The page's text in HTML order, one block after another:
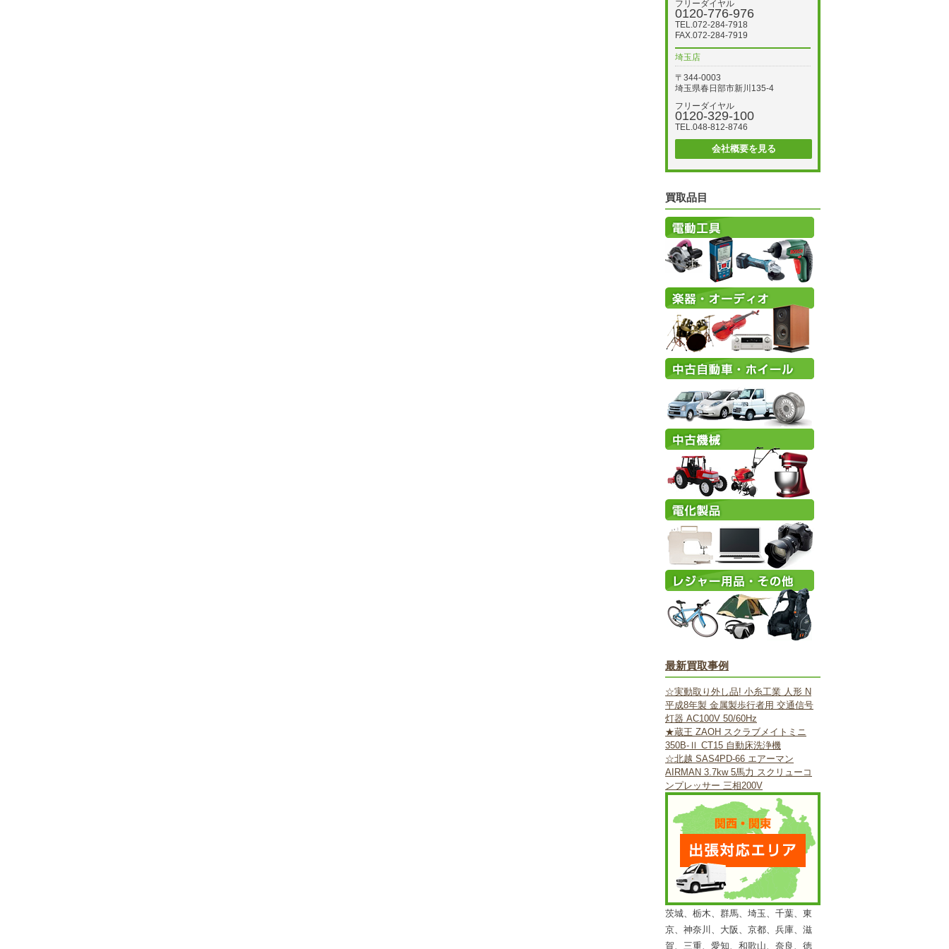
フリーダイヤル
0120-776-976
TEL.072-284-7918
FAX.072-284-7919
埼玉店
〒344-0003
埼玉県春日部市新川135-4
フリーダイヤル
0120-329-100
TEL.048-812-8746
会社概要を見る
買取品目
最新買取事例
☆実動取り外し品! 小糸工業 人形 N
平成8年製 金属製歩行者用 交通信号
灯器 AC100V 50/60Hz
★蔵王 ZAOH スクラブメイトミニ
350B-Ⅱ CT15 自動床洗浄機
☆北越 SAS4PD-66 エアーマン
AIRMAN 3.7kw 5馬力 スクリューコ
ンプレッサー 三相200V
茨城、栃木、群馬、埼玉、千葉、東
京、神奈川、大阪、京都、兵庫、滋
賀、三重、愛知、和歌山、奈良、徳